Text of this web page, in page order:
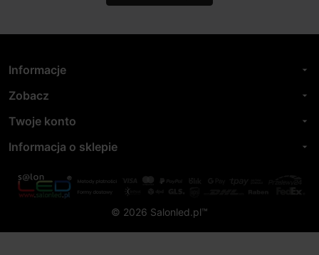
Informacje arrow_drop_down
Zobacz arrow_drop_down
Twoje konto arrow_drop_down
Informacja o sklepie arrow_drop_down
© 2026 Salonled.pl™